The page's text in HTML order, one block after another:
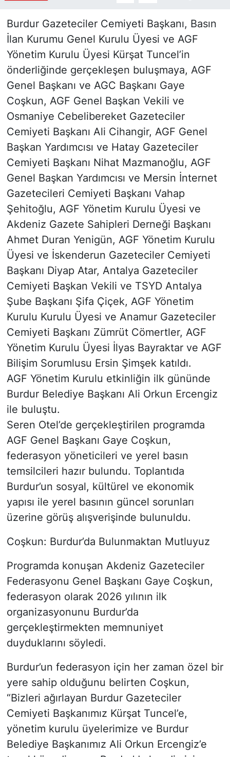
Burdur Gazeteciler Cemiyeti Başkanı, Basın
İlan Kurumu Genel Kurulu Üyesi ve AGF
Yönetim Kurulu Üyesi Kürşat Tuncel’in
önderliğinde gerçekleşen buluşmaya, AGF
Genel Başkanı ve AGC Başkanı Gaye
Coşkun, AGF Genel Başkan Vekili ve
Osmaniye Cebelibereket Gazeteciler
Cemiyeti Başkanı Ali Cihangir, AGF Genel
Başkan Yardımcısı ve Hatay Gazeteciler
Cemiyeti Başkanı Nihat Mazmanoğlu, AGF
Genel Başkan Yardımcısı ve Mersin İnternet
Gazetecileri Cemiyeti Başkanı Vahap
Şehitoğlu, AGF Yönetim Kurulu Üyesi ve
Akdeniz Gazete Sahipleri Derneği Başkanı
Ahmet Duran Yenigün, AGF Yönetim Kurulu
Üyesi ve İskenderun Gazeteciler Cemiyeti
Başkanı Diyap Atar, Antalya Gazeteciler
Cemiyeti Başkan Vekili ve TSYD Antalya
Şube Başkanı Şifa Çiçek, AGF Yönetim
Kurulu Kurulu Üyesi ve Anamur Gazeteciler
Cemiyeti Başkanı Zümrüt Cömertler, AGF
Yönetim Kurulu Üyesi İlyas Bayraktar ve AGF
Bilişim Sorumlusu Ersin Şimşek katıldı.
AGF Yönetim Kurulu etkinliğin ilk gününde
Burdur Belediye Başkanı Ali Orkun Ercengiz
ile buluştu.
Seren Otel’de gerçekleştirilen programda
AGF Genel Başkanı Gaye Coşkun,
federasyon yöneticileri ve yerel basın
temsilcileri hazır bulundu. Toplantıda
Burdur’un sosyal, kültürel ve ekonomik
yapısı ile yerel basının güncel sorunları
üzerine görüş alışverişinde bulunuldu.
Coşkun: Burdur’da Bulunmaktan Mutluyuz
Programda konuşan Akdeniz Gazeteciler
Federasyonu Genel Başkanı Gaye Coşkun,
federasyon olarak 2026 yılının ilk
organizasyonunu Burdur’da
gerçekleştirmekten memnuniyet
duyduklarını söyledi.
Burdur’un federasyon için her zaman özel bir
yere sahip olduğunu belirten Coşkun,
“Bizleri ağırlayan Burdur Gazeteciler
Cemiyeti Başkanımız Kürşat Tuncel’e,
yönetim kurulu üyelerimize ve Burdur
Belediye Başkanımız Ali Orkun Ercengiz’e